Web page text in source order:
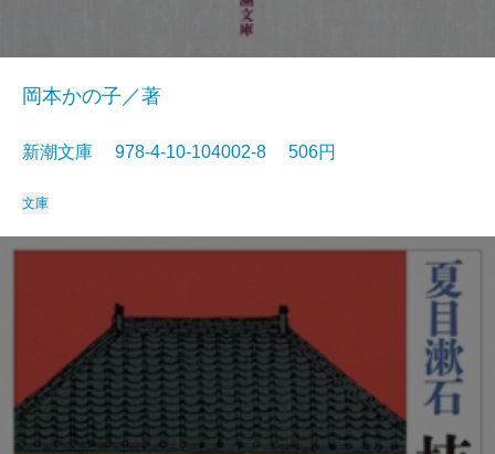
岡本かの子／著
新潮文庫 978-4-10-104002-8 506円
文庫